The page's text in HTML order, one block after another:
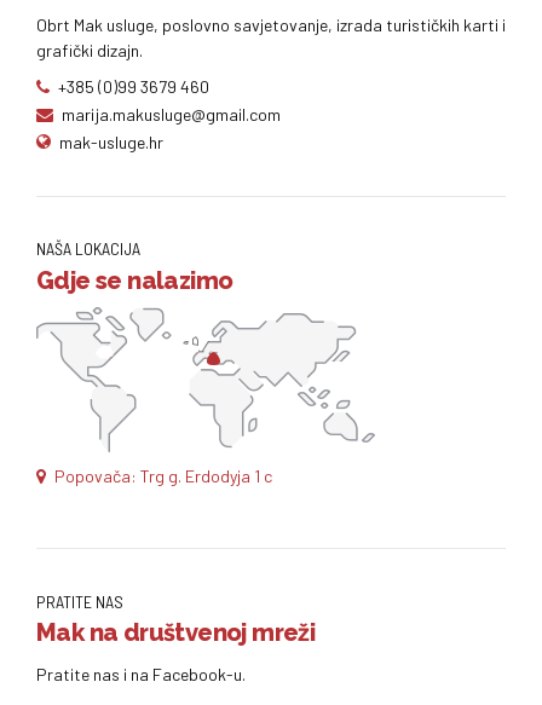
Obrt Mak usluge, poslovno savjetovanje, izrada turističkih karti i
grafički dizajn.
+385 (0)99 3679 460
marija.makusluge@gmail.com
mak-usluge.hr
NAŠA LOKACIJA
Gdje se nalazimo
Popovača: Trg g. Erdodyja 1 c
PRATITE NAS
Mak na društvenoj mreži
Pratite nas i na Facebook-u.